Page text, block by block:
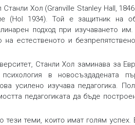
Хол (Granville Stanley Hall,
(Hol 1934). Той е защитник на
подход при изучаването
естественото и
Станли Хол заминава за
в новосъздадената
усилено изучава педагогика.
педагогиката да бъде
теми, които имат голям успех.